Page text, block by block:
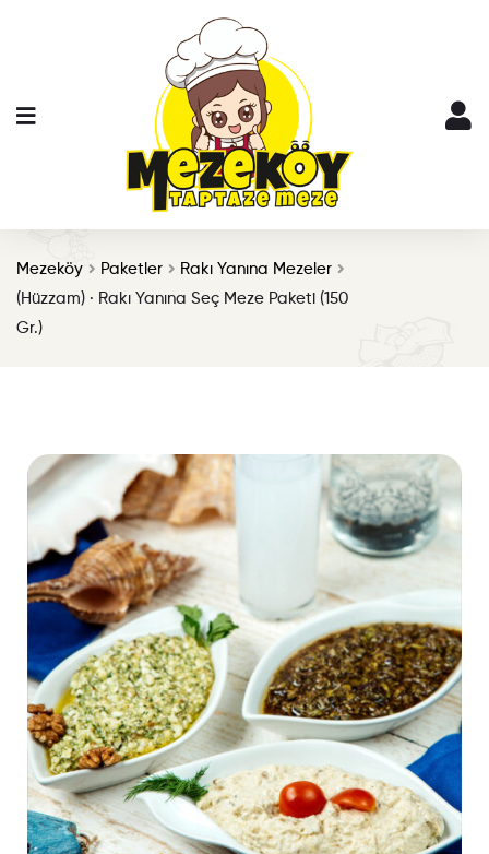
Mezeköy Paketler
Rakı Yanına Mezeler
(Hüzzam) · Rakı Yanına Seç Meze Paketi (150
Gr.)